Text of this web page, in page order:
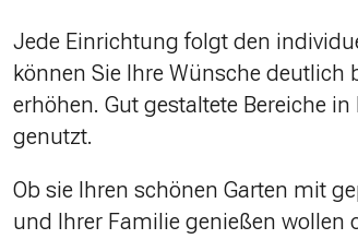
Jede Einrichtung folgt den
können Sie Ihre Wünsche
erhöhen. Gut gestaltete Bereiche
genutzt.
Ob sie Ihren schönen Garten mit
und Ihrer Familie genießen wollen